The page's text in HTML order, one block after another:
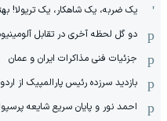
یک ضربه، یک شاهکار، یک تریولا!
دو گل لحظه آخری در تقابل
جزئیات فنی مذاکرات ایران و عمان
بازدید سرزده رئیس پارالمپیک از
احمد نور و پایان سریع شایعه